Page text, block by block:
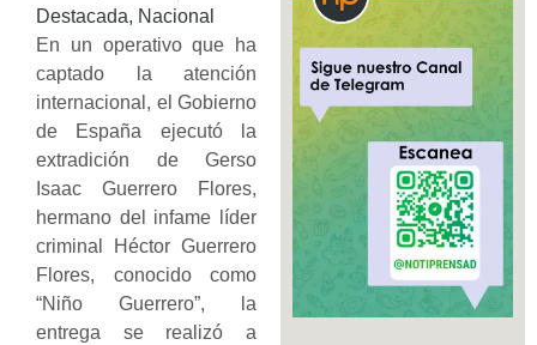
Destacada, Nacional
En un operativo que ha
captado la atención
internacional, el Gobierno
de España ejecutó la
extradición de Gerso
Isaac Guerrero Flores,
hermano del infame líder
criminal Héctor Guerrero
Flores, conocido como
“Niño Guerrero”, la
entrega se realizó a